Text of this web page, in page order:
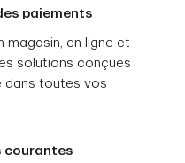
vous
et ce qui compte
paiements
en ligne et
solutions conçues
dans toutes vos
courantes